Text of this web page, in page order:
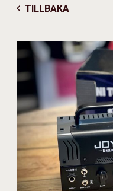
TILLBAKA